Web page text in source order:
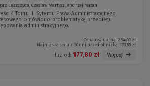
Łaszczyca, Czesław Martysz, Andrzej Matan
4 Tomu II Sytemu Prawa Administracyjnego
omówiono problematykę przebiegu
administracyjnego.
Cena regularna: 254,00 zł
Najniższa cena z 30 dni przed obniżką: 177,80 zł
Już od: 177,80 zł Więcej